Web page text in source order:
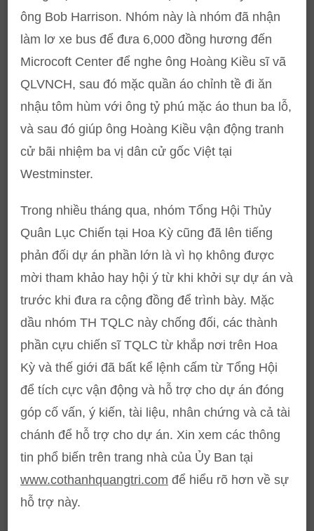
ông Bob Harrison. Nhóm này là nhóm đã nhận
làm lơ xe bus để đưa 6,000 đồng hương đến
Microcoft Center để nghe ông Hoàng Kiều sĩ vã
QLVNCH, sau đó mặc quần áo chỉnh tề đi ăn
nhậu tôm hùm với ông tỷ phú mặc áo thun ba lỗ,
và sau đó giúp ông Hoàng Kiều vận động tranh
cử bãi nhiệm ba vị dân cử gốc Việt tại
Westminster.
Trong nhiều tháng qua, nhóm Tổng Hội Thủy
Quân Lục Chiến tại Hoa Kỳ cũng đã lên tiếng
phản đối dự án phần lớn là vì họ không được
mời tham khảo hay hội ý từ khi khởi sự dự án và
trước khi đưa ra cộng đồng để trình bày. Mặc
dầu nhóm TH TQLC này chống đối, các thành
phần cựu chiến sĩ TQLC từ khắp nơi trên Hoa
Kỳ và thế giới đã bất kể lệnh cấm từ Tổng Hội
để tích cực vận động và hỗ trợ cho dự án đóng
góp cố vấn, ý kiến, tài liệu, nhân chứng và cả tài
chánh để hỗ trợ cho dự án. Xin xem các thông
tin phổ biến trên trang nhà của Ủy Ban tại
www.cothanhquangtri.com để hiểu rõ hơn về sự
hỗ trợ này.